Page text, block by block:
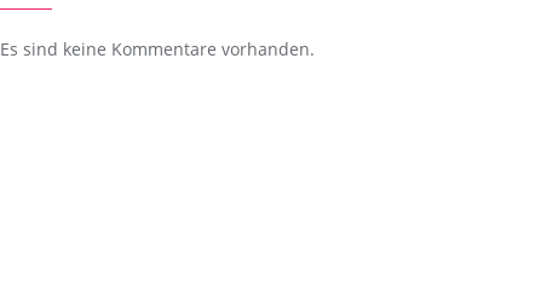
Es sind keine Kommentare vorhanden.